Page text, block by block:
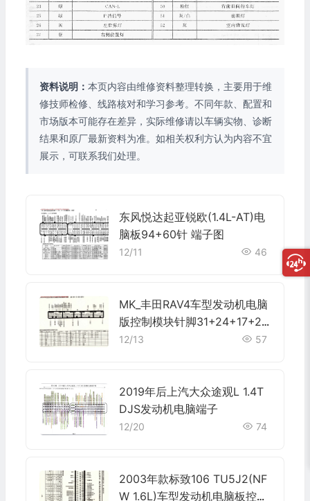
资料说明： 本页内容由维修资料整理转换，主要用于维
修技师检修、线路核对和学习参考。不同年款、配置和
市场版本可能存在差异，实际维修请以车辆实物、诊断
结果和原厂最新资料为准。如相关权利方认为内容不宜
展示，可联系我们处理。
东风悦达起亚锐欧(1.4L-AT)电
脑板94+60针 端子图
12/11 46
MK_丰田RAV4车型发动机电脑
版控制模块针脚31+24+17+28
+22针 端子图
12/13 57
2019年后上汽大众途观L 1.4T
DJS发动机电脑端子
12/20 74
2003年款标致106 TU5J2(NF
W 1.6L)车型发动机电脑板控制